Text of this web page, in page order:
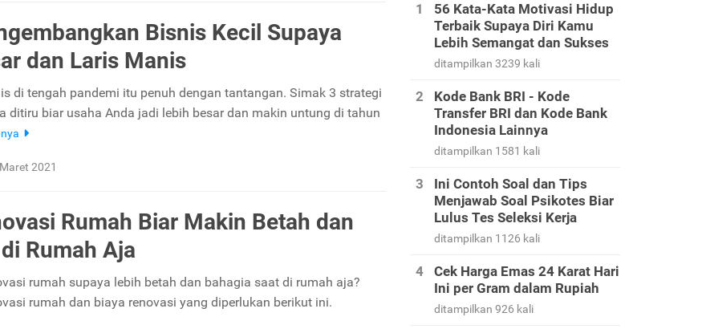
Bisnis Kecil Supaya
dan Laris Manis
di tengah pandemi itu penuh dengan tantangan. Simak 3 strategi
ditiru biar usaha Anda jadi lebih besar dan makin untung di tahun
2021
Rumah Biar Makin Betah dan
Rumah Aja
rumah supaya lebih betah dan bahagia saat di rumah aja?
rumah dan biaya renovasi yang diperlukan berikut ini.
56 Kata-Kata Motivasi Hidup
Terbaik Supaya Diri Kamu
Lebih Semangat dan Sukses
ditampilkan 3239 kali
Kode Bank BRI - Kode
Transfer BRI dan Kode Bank
Indonesia Lainnya
ditampilkan 1581 kali
Ini Contoh Soal dan Tips
Menjawab Soal Psikotes Biar
Lulus Tes Seleksi Kerja
ditampilkan 1126 kali
Cek Harga Emas 24 Karat Hari
Ini per Gram dalam Rupiah
ditampilkan 926 kali